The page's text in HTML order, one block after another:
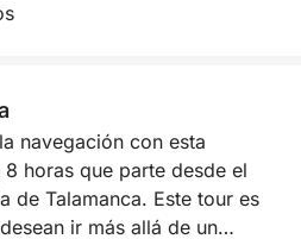
navegación con esta
horas que parte desde el
de Talamanca. Este tour es
ir más allá de un